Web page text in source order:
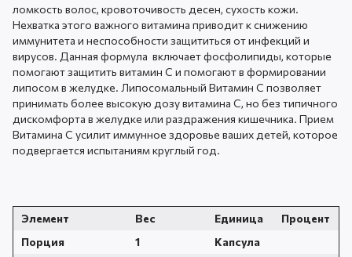
ломкость волос, кровоточивость десен, сухость кожи.
Нехватка этого важного витамина приводит к снижению
иммунитета и неспособности защититься от инфекций и
вирусов. Данная формула включает фосфолипиды, которые
помогают защитить витамин С и помогают в формировании
липосом в желудке. Липосомальный Витамин С позволяет
принимать более высокую дозу витамина С, но без типичного
дискомфорта в желудке или раздражения кишечника. Прием
Витамина C усилит иммунное здоровье ваших детей, которое
подвергается испытаниям круглый год.
Элемент Вес Единица
Процент
Порция
1
Капсула